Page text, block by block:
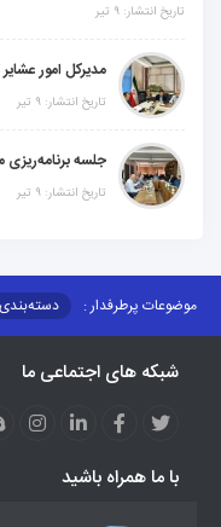
تاریخ انتشار: ۹ تیر
تاریخ انتشار: ۹ تیر
جلسه برنامه‌ریزی
تاریخ انتشار: ۹ تیر
موضوعات پرطرفدار :
مزایدات و مناقصات
عملکردها
عشایر استان
روند ساماندهی عشایر داوطلب
شبکه های اجتماعی ما
با ما همراه باشید